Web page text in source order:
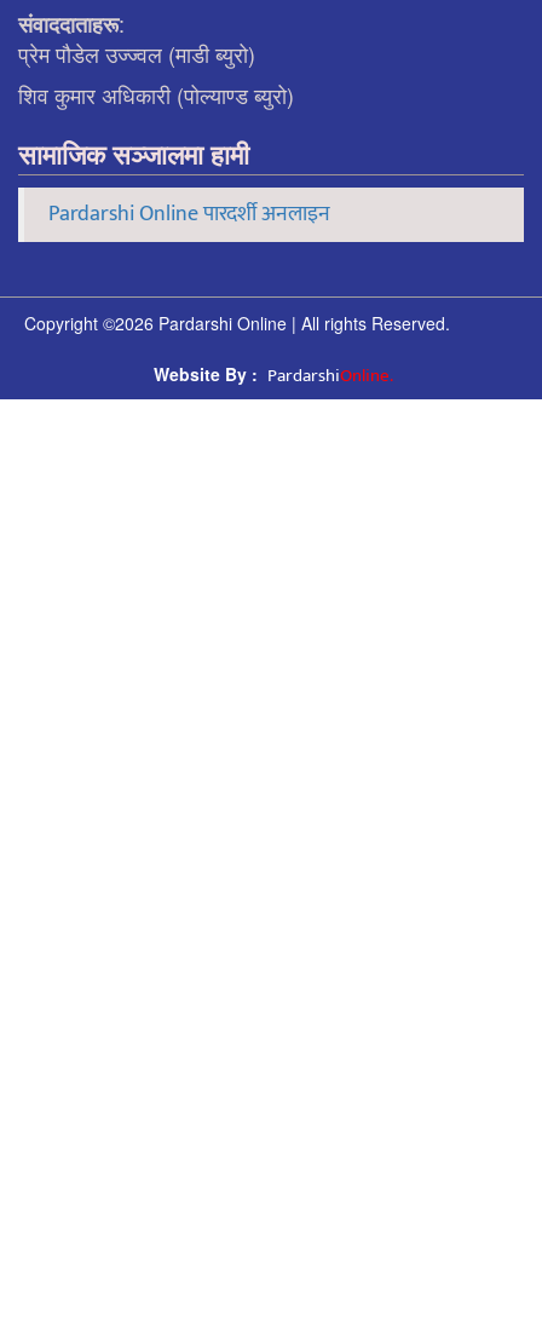
संवाददाताहरू:
प्रेम पौडेल उज्ज्वल (माडी ब्युरो)
शिव कुमार अधिकारी (पोल्याण्ड ब्युरो)
सामाजिक सञ्जालमा हामी
Pardarshi Online पारदर्शी अनलाइन
Copyright ©2026 Pardarshi Online | All rights Reserved.
Website By : PardarshiOnline.